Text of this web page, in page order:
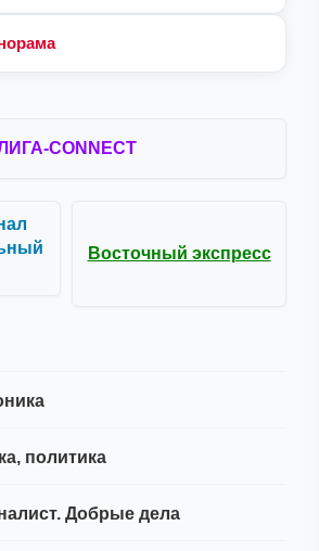
CONNECT
Восточный экспресс
политика
Добрые дела